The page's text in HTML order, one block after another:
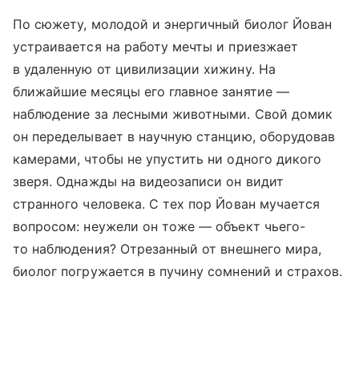
По сюжету, молодой и энергичный биолог Йован
устраивается на работу мечты и приезжает
в удаленную от цивилизации хижину. На
ближайшие месяцы его главное занятие —
наблюдение за лесными животными. Свой домик
он переделывает в научную станцию, оборудовав
камерами, чтобы не упустить ни одного дикого
зверя. Однажды на видеозаписи он видит
странного человека. С тех пор Йован мучается
вопросом: неужели он тоже — объект чьего-
то наблюдения?Отрезанный от внешнего мира,
биолог погружается в пучину сомнений и страхов.